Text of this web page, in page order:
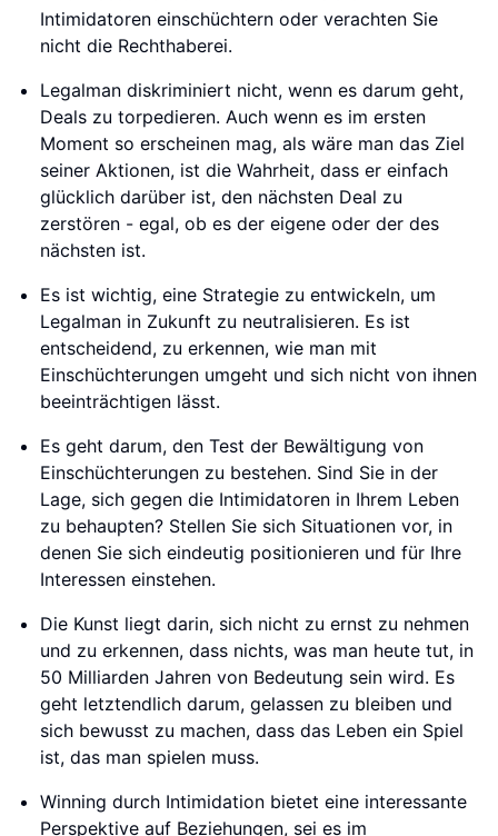
Intimidatoren einschüchtern oder verachten Sie
nicht die Rechthaberei.
Legalman diskriminiert nicht, wenn es darum geht,
Deals zu torpedieren. Auch wenn es im ersten
Moment so erscheinen mag, als wäre man das Ziel
seiner Aktionen, ist die Wahrheit, dass er einfach
glücklich darüber ist, den nächsten Deal zu
zerstören - egal, ob es der eigene oder der des
nächsten ist.
Es ist wichtig, eine Strategie zu entwickeln, um
Legalman in Zukunft zu neutralisieren. Es ist
entscheidend, zu erkennen, wie man mit
Einschüchterungen umgeht und sich nicht von ihnen
beeinträchtigen lässt.
Es geht darum, den Test der Bewältigung von
Einschüchterungen zu bestehen. Sind Sie in der
Lage, sich gegen die Intimidatoren in Ihrem Leben
zu behaupten? Stellen Sie sich Situationen vor, in
denen Sie sich eindeutig positionieren und für Ihre
Interessen einstehen.
Die Kunst liegt darin, sich nicht zu ernst zu nehmen
und zu erkennen, dass nichts, was man heute tut, in
50 Milliarden Jahren von Bedeutung sein wird. Es
geht letztendlich darum, gelassen zu bleiben und
sich bewusst zu machen, dass das Leben ein Spiel
ist, das man spielen muss.
Winning durch Intimidation bietet eine interessante
Perspektive auf Beziehungen, sei es im